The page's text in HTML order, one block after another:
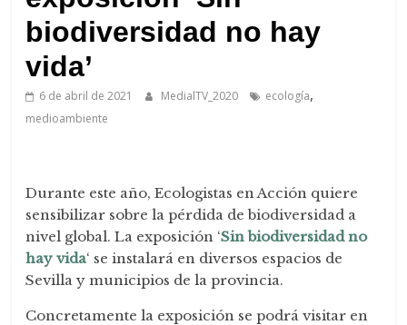
Arahal
biodiversidad no hay
vida’
6 de abril de 2021 MedialTV_2020 ecología,
medioambiente
Durante este año, Ecologistas en Acción quiere
sensibilizar sobre la pérdida de biodiversidad a
nivel global. La exposición ‘Sin biodiversidad no
hay vida‘ se instalará en diversos espacios de
Sevilla y municipios de la provincia.
Concretamente la exposición se podrá visitar en